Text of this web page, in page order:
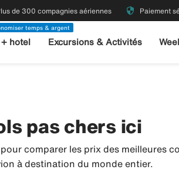
de 300 compagnies aériennes security Paiement
temps & argent
+ hotel Excursions & Activités
pas chers ici
comparer les prix des meilleures
à destination du monde entier.